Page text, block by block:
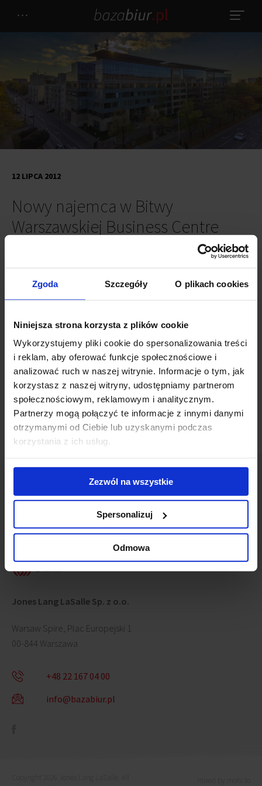
Zgoda Szczegóły O plikach cookies
Niniejsza strona korzysta z plików cookie
Wykorzystujemy pliki cookie do spersonalizowania treści
i reklam, aby oferować funkcje społecznościowe i
analizować ruch w naszej witrynie. Informacje o tym, jak
korzystasz z naszej witryny, udostępniamy partnerom
społecznościowym, reklamowym i analitycznym.
Partnerzy mogą połączyć te informacje z innymi danymi
otrzymanymi od Ciebie lub uzyskanymi podczas
korzystania z ich usług.
Zezwól na wszystkie
Spersonalizuj
Odmowa
Nowy najemca w Bitwy
Warszawskiej Business Centre
12 LIPCA 2012
Budynek biurowy Bitwy Warszawskiej Business Centrezyskał
mkw powierzchni biurowej. Głównym najemcą biurowca
oferującego łącznie ponad 18 000 mkw powierzchni biurowej na
Powiązane newsy
Sprzedano biurowiec Bitwy Warszawskiej Business
Center(6 marca 2025)
Skontaktuj się z nami
Jones Lang LaSalle Sp. z o.o.
Warsaw Spire, Plac Europejski 1
00-844 Warszawa
+48 22 167 04 00
info@bazabiur.pl